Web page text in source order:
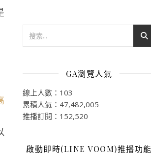
GA瀏覽人氣
線上人數：103
累積人氣：47,482,005
推播訂閱：152,520
啟動即時(LINE VOOM)推播功能